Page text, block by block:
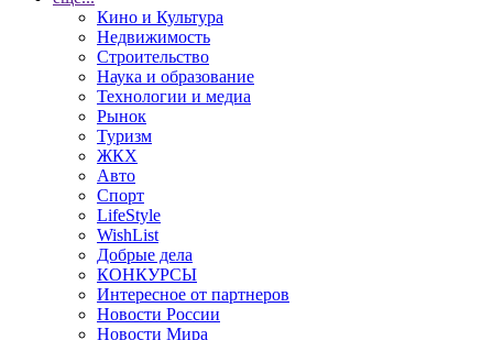
Кино и Культура
Недвижимость
Строительство
Наука и образование
Технологии и медиа
Рынок
Туризм
ЖКХ
Авто
Спорт
LifeStyle
WishList
Добрые дела
КОНКУРСЫ
Интересное от партнеров
Новости России
Новости Мира